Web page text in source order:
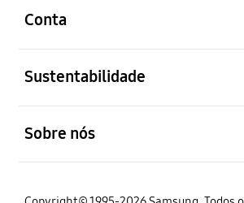
Conta
Sustentabilidade
Sobre nós